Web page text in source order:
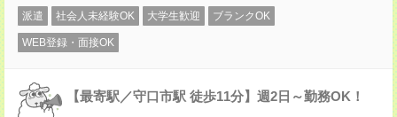
派遣 社会人未経験OK 大学生歓迎 ブランクOK
WEB登録・面接OK
【最寄駅／守口市駅 徒歩11分】週2日～勤務OK！